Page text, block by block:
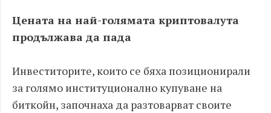
Цената на най-голямата криптовалута
продължава да пада
Инвеститорите, които се бяха позиционирали
за голямо институционално купуване на
биткойн, започнаха да разтоварват своите